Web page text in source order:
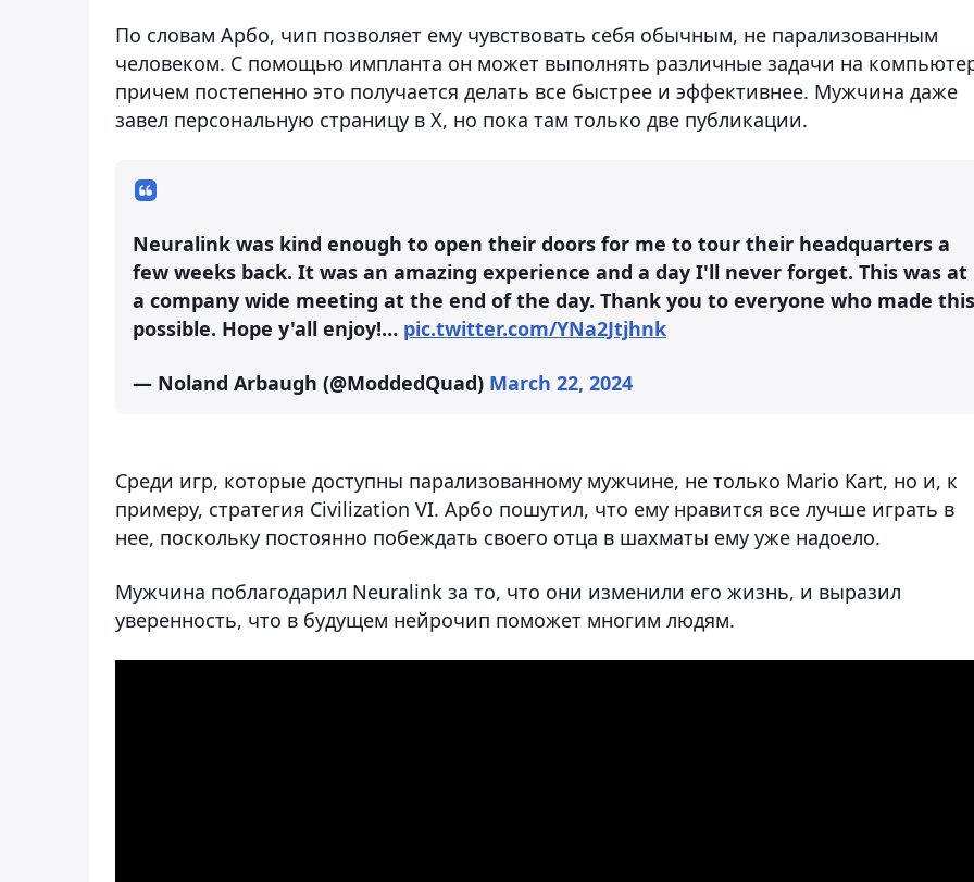
По словам Арбо, чип позволяет ему чувствовать себя обычным, не парализованным
человеком. С помощью импланта он может выполнять различные задачи на
причем постепенно это получается делать все быстрее и эффективнее. Мужчина даже
завел персональную страницу в Х, но пока там только две публикации.
Neuralink was kind enough to open their doors for me to tour their headquarters a
few weeks back. It was an amazing experience and a day I'll never forget. This was at
a company wide meeting at the end of the day. Thank you to everyone who made this
possible. Hope y'all enjoy!… pic.twitter.com/YNa2Jtjhnk
— Noland Arbaugh (@ModdedQuad) March 22, 2024
Среди игр, которые доступны парализованному мужчине, не только Mario Kart, но и, к
примеру, стратегия Civilization VI. Арбо пошутил, что ему нравится все лучше играть в
нее, поскольку постоянно побеждать своего отца в шахматы ему уже надоело.
Мужчина поблагодарил Neuralink за то, что они изменили его жизнь, и выразил
уверенность, что в будущем нейрочип поможет многим людям.